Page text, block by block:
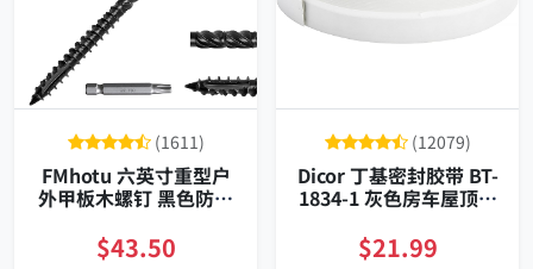
(1611)
FMhotu 六英寸重型户
外甲板木螺钉 黑色防锈
$43.50
(12079)
Dicor 丁基密封胶带 BT-
1834-1 灰色房车屋顶专
工便捷
$21.99